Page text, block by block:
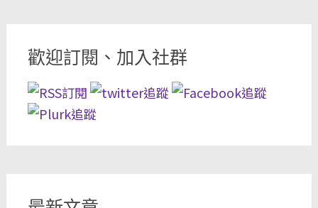
歡迎訂閱、加入社群